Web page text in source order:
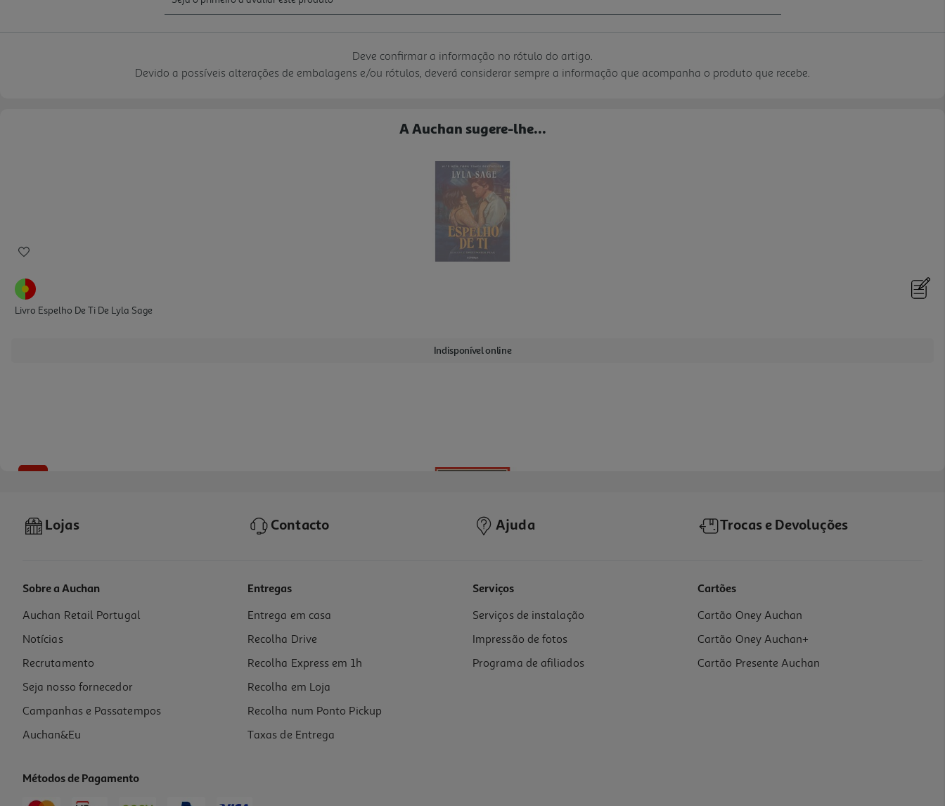
Deve confirmar a informação no rótulo do artigo.
Devido a possíveis alterações de embalagens e/ou rótulos, deverá considerar sempre a informação que acompanha o produto que recebe.
A Auchan sugere-lhe...
Livro Espelho De Ti De Lyla Sage
Indisponível online
Livro Carta De Amor De Um Imigrante Ao Ocidente De Konstantin Kisin
15.3 €/un
15,30 €
-10%
Lojas Contacto Ajuda Trocas e Devoluções
Sobre a Auchan
Auchan Retail Portugal
Notícias
Recrutamento
Seja nosso fornecedor
Campanhas e Passatempos
Auchan&Eu
Entregas
Entrega em casa
Recolha Drive
Recolha Express em 1h
Recolha em Loja
Recolha num Ponto Pickup
Taxas de Entrega
Serviços
Serviços de instalação
Impressão de fotos
Programa de afiliados
Cartões
Cartão Oney Auchan
Cartão Oney Auchan+
Cartão Presente Auchan
Métodos de Pagamento